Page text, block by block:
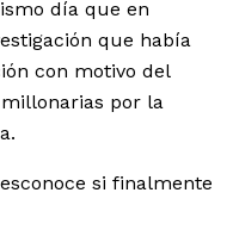
día que en
que había
con motivo del
por la
si finalmente